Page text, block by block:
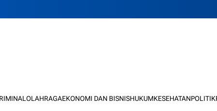
OLAHRAGAEKONOMI DAN BISNISHUKUMKESEHATANPOLITIK